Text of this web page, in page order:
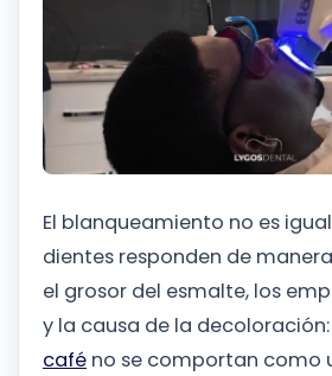
El blanqueamiento no es
dientes responden de
el grosor del esmalte, los
y la causa de la
café no se comportan como